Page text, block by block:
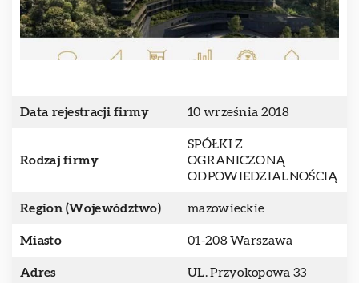
Data rejestracji firmy 10 września 2018
Rodzaj firmy
SPÓŁKI Z
OGRANICZONĄ
ODPOWIEDZIALNOŚCIĄ
Region (Województwo) mazowieckie
Miasto 01-208 Warszawa
Adres UL. Przyokopowa 33